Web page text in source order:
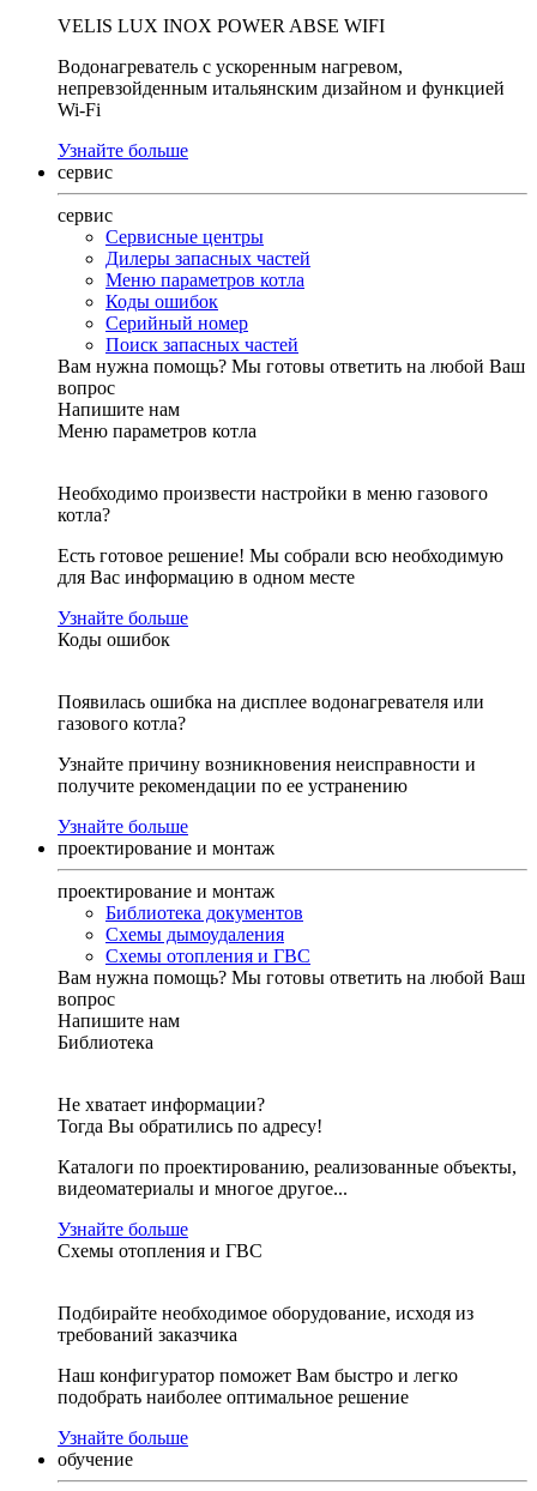
VELIS LUX INOX POWER ABSE WIFI
Водонагреватель с ускоренным нагревом,
непревзойденным итальянским дизайном и функцией
Wi-Fi
Узнайте больше
сервис
сервис
Сервисные центры
Дилеры запасных частей
Меню параметров котла
Коды ошибок
Серийный номер
Поиск запасных частей
Вам нужна помощь? Мы готовы ответить на любой Ваш
вопрос
Напишите нам
Меню параметров котла
Необходимо произвести настройки в меню газового
котла?
Есть готовое решение! Мы собрали всю необходимую
для Вас информацию в одном месте
Узнайте больше
Коды ошибок
Появилась ошибка на дисплее водонагревателя или
газового котла?
Узнайте причину возникновения неисправности и
получите рекомендации по ее устранению
Узнайте больше
проектирование и монтаж
проектирование и монтаж
Библиотека документов
Схемы дымоудаления
Схемы отопления и ГВС
Вам нужна помощь? Мы готовы ответить на любой Ваш
вопрос
Напишите нам
Библиотека
Не хватает информации?
Тогда Вы обратились по адресу!
Каталоги по проектированию, реализованные объекты,
видеоматериалы и многое другое...
Узнайте больше
Схемы отопления и ГВС
Подбирайте необходимое оборудование, исходя из
требований заказчика
Наш конфигуратор поможет Вам быстро и легко
подобрать наиболее оптимальное решение
Узнайте больше
обучение